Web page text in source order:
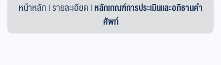
หน้าหลัก |รายละเอียด | หลักเกณฑ์การประเมินและอภิธานคำ
ศัพท์